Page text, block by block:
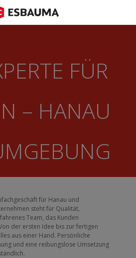
FÜR
– HANAU
für Hanau und
steht für Qualität,
Team, das Kunden
der ersten Idee bis zur fertigen
aus einer Hand. Persönliche
und eine reibungslose Umsetzung